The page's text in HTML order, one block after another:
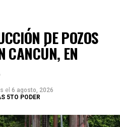
DE POZOS
CANCÚN, EN
el 6 agosto, 2026
5TO PODER